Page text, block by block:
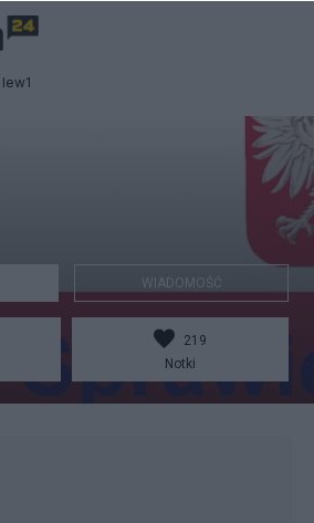
lew1
WIADOMOŚĆ
219
Notki